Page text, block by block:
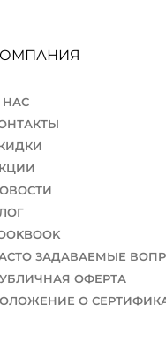
НАС
ЗАДАВАЕМЫЕ
ОФЕРТА
О